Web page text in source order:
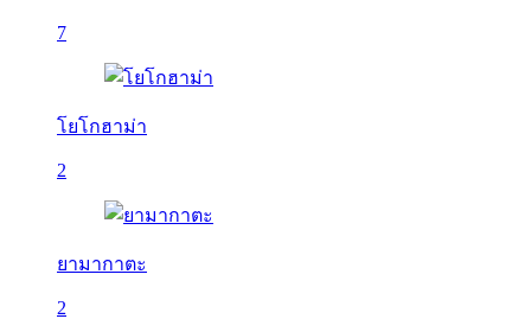
7
โยโกฮาม่า
2
ยามากาตะ
2